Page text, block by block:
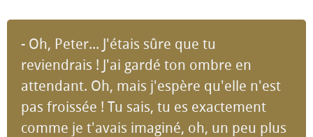
- Oh, Peter... J'étais sûre que tu
reviendrais ! J'ai gardé ton ombre en
attendant. Oh, mais j'espère qu'elle n'est
pas froissée ! Tu sais, tu es exactement
comme je t'avais imaginé, oh, un peu plus